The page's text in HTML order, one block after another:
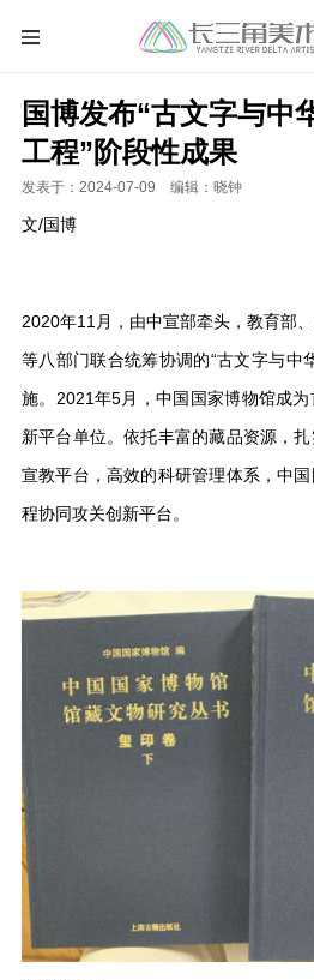
国博发布“古文字与中
工程”阶段性成果
发表于：2024-07-09 编辑：晓钟
文/国博
2020年11月，由中宣部牵头，教育部
等八部门联合统筹协调的“古文字与中
施。2021年5月，中国国家博物馆成
新平台单位。依托丰富的藏品资源，
宣教平台，高效的科研管理体系，中
程协同攻关创新平台。